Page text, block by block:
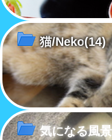
猫/Neko(14)
気になる風